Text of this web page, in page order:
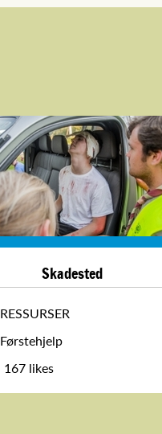
Skadested
RESSURSER
Førstehjelp
167 likes